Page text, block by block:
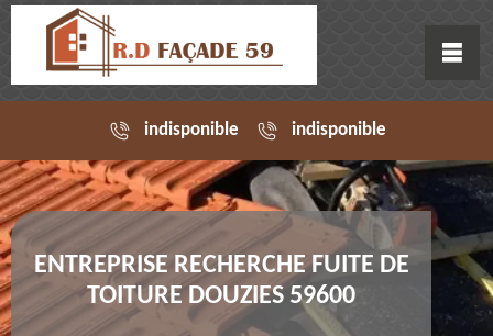
indisponible indisponible
ENTREPRISE RECHERCHE FUITE DE
TOITURE DOUZIES 59600